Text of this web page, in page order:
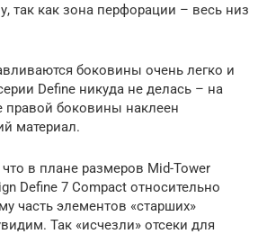
так как зона перфорации – весь низ
боковины очень легко и
Define никуда не делась – на
правой боковины наклеен
материал.
в плане размеров Mid-Tower
Define 7 Compact относительно
часть элементов «старших»
Так «исчезли» отсеки для